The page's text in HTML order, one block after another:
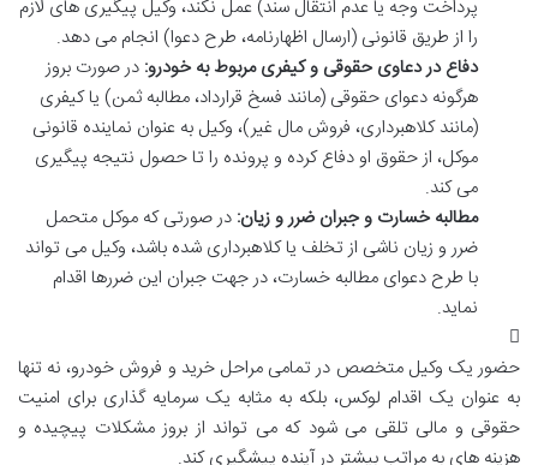
پرداخت وجه یا عدم انتقال سند) عمل نکند، وکیل پیگیری های لازم
را از طریق قانونی (ارسال اظهارنامه، طرح دعوا) انجام می دهد.
دفاع در دعاوی حقوقی و کیفری مربوط به خودرو: در صورت بروز
هرگونه دعوای حقوقی (مانند فسخ قرارداد، مطالبه ثمن) یا کیفری
(مانند کلاهبرداری، فروش مال غیر)، وکیل به عنوان نماینده قانونی
موکل، از حقوق او دفاع کرده و پرونده را تا حصول نتیجه پیگیری
می کند.
مطالبه خسارت و جبران ضرر و زیان: در صورتی که موکل متحمل
ضرر و زیان ناشی از تخلف یا کلاهبرداری شده باشد، وکیل می تواند
با طرح دعوای مطالبه خسارت، در جهت جبران این ضررها اقدام
نماید.
حضور یک وکیل متخصص در تمامی مراحل خرید و فروش خودرو، نه تنها
به عنوان یک اقدام لوکس، بلکه به مثابه یک سرمایه گذاری برای امنیت
حقوقی و مالی تلقی می شود که می تواند از بروز مشکلات پیچیده و
هزینه های به مراتب بیشتر در آینده پیشگیری کند.